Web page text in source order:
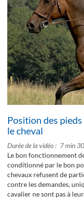
Position des
le cheval
Durée de la vidéo
7 min 30
Le bon fonctionnement
conditionné par le bon
chevaux refusent de
contre les demandes,
cavalier ne sont pas à